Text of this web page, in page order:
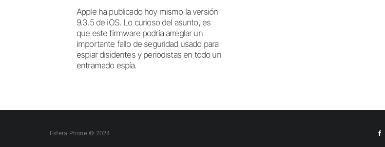
Apple ha publicado hoy mismo la versión
9.3.5 de iOS. Lo curioso del asunto, es
que este firmware podría arreglar un
importante fallo de seguridad usado para
espiar disidentes y periodistas en todo un
entramado espía.
EsferaiPhone © 2024